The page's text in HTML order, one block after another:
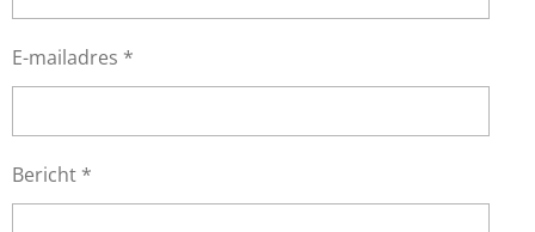
E-mailadres *
Bericht *